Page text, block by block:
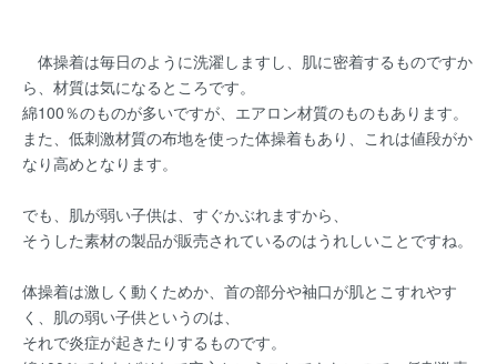
体操着は毎日のように洗濯しますし、肌に密着するものですか
ら、材質は気になるところです。
綿100％のものが多いですが、エアロン材質のものもあります。
また、低刺激材質の布地を使った体操着もあり、これは値段がか
なり高めとなります。
でも、肌が弱い子供は、すぐかぶれますから、
そうした素材の製品が販売されているのはうれしいことですね。
体操着は激しく動くためか、首の部分や袖口が肌とこすれやす
く、肌の弱い子供というのは、
それで炎症が起きたりするものです。